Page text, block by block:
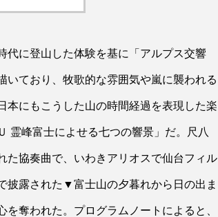
代に登山した体験を基に「アルプス交響
いており、牧歌的な雰囲気や嵐に襲われる
にもこうした山の時間経過を表現した楽
霊峰富士によせる七つの響景」だ。尺八
た協奏曲で、いわきアリオスで仙台フィル
披露された▼富士山の夕暮れから日の出ま
奪われた。プログラムノートによると、